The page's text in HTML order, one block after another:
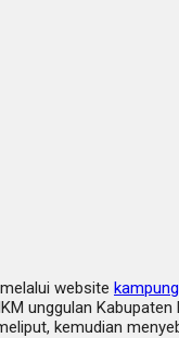
website
unggulan
kemudian